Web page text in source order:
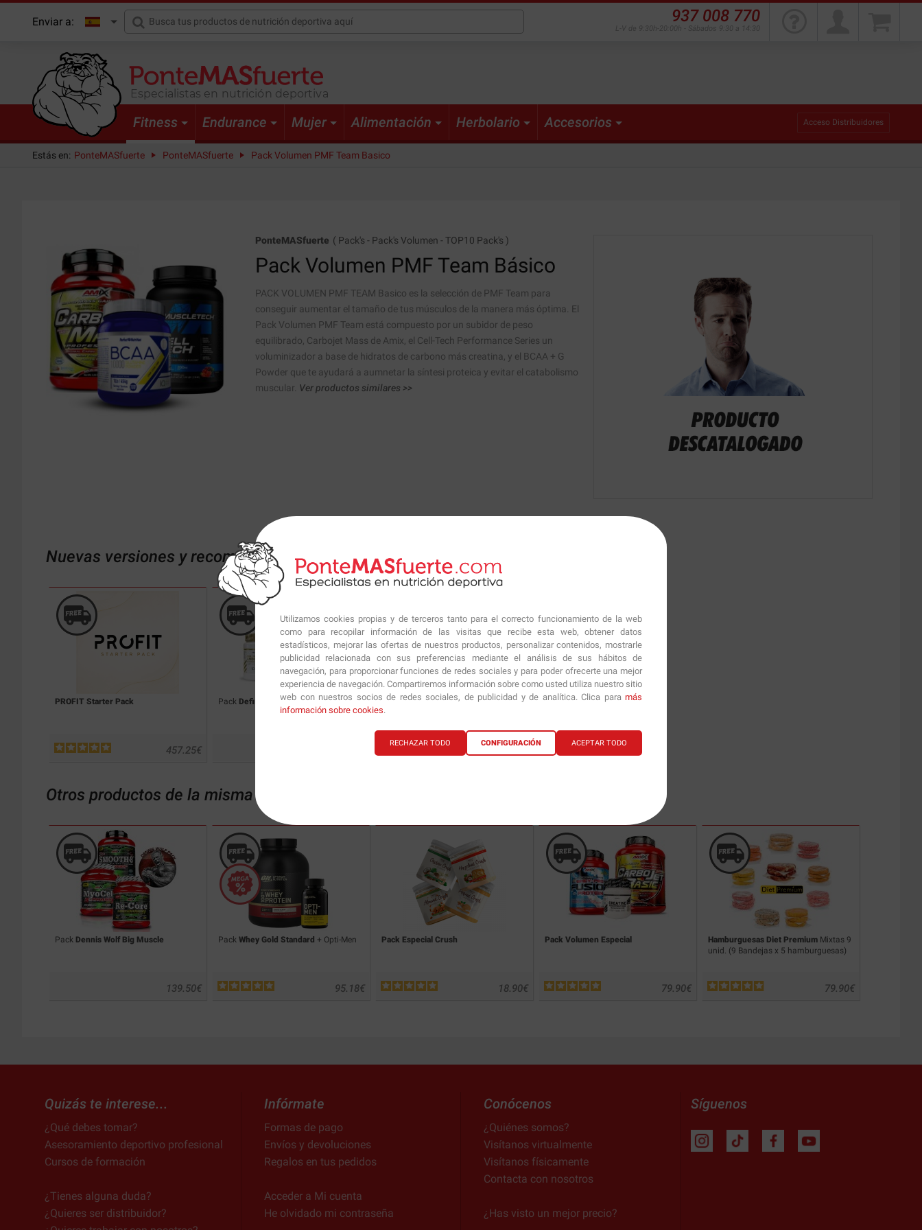
Utilizamos cookies propias y de terceros tanto para el correcto funcionamiento de la web
como para recopilar información de las visitas que recibe esta web, obtener datos
estadísticos, mejorar las ofertas de nuestros productos, personalizar contenidos, mostrarle
publicidad relacionada con sus preferencias mediante el análisis de sus hábitos de
navegación, para proporcionar funciones de redes sociales y para poder ofrecerte una mejor
experiencia de navegación. Compartiremos información sobre como usted utiliza nuestro sitio
web con nuestros socios de redes sociales, de publicidad y de analítica. Clica para más
información sobre cookies.
ACEPTAR TODO
RECHAZAR TODO CONFIGURACIÓN
Enviar a: 937 008 770
Especialistas en nutrición deportiva
Fitness Endurance Mujer Alimentación Herbolario Accesorios Acceso Distribuidores
Estás en: PonteMASfuerte PonteMASfuerte Pack Volumen PMF Team Basico
PonteMASfuerte ( Pack's - Pack's Volumen - TOP10 Pack's )
Pack Volumen PMF Team Básico
PACK VOLUMEN PMF TEAM Basico es la selección de PMF Team para
conseguir aumentar el tamaño de tus músculos de la manera más óptima. El
Pack Volumen PMF Team está compuesto por un subidor de peso
equilibrado, Carbojet Mass de Amix, el Cell-Tech Performance Series un
voluminizador a base de hidratos de carbono más creatina, y el BCAA + G
Powder que te ayudará a aumnetar la síntesi proteica y evitar el catabolismo
muscular. Ver productos similares >>
Nuevas versiones y recomendaciones de nuestros nutricionistas.
PROFIT Starter Pack
€
457.25
Pack Definición PROFIT 1 Mes PackReal IsolatePRO 3 unid. 1 Kg
Otros productos de la misma categoría
Pack Dennis Wolf Big Muscle
€
139.50
Pack Whey Gold Standard + Opti-Men
€
95.18
Pack Especial Crush
€
18.90
Pack Volumen Especial
€
79.90
Hamburguesas Diet Premium Mixtas 9
unid. (9 Bandejas x 5 hamburguesas)
€
79.90
Quizás te interese...
¿Qué debes tomar?
Asesoramiento deportivo profesional
Cursos de formación
¿Tienes alguna duda?
¿Quieres ser distribuidor?
Infórmate
Formas de pago
Envíos y devoluciones
Regalos en tus pedidos
Acceder a Mi cuenta
He olvidado mi contraseña
Conócenos
¿Quiénes somos?
Visítanos virtualmente
Visítanos físicamente
Contacta con nosotros
¿Has visto un mejor precio?
Síguenos